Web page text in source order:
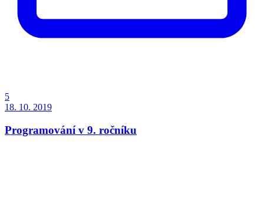
5
18. 10. 2019
Programování v 9. ročníku